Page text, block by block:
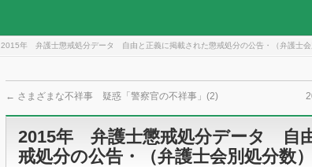
2015年 弁護士懲戒処分データ 自由と正義に掲載された懲戒処分の公告・（弁護士会
← さまざまな不祥事 疑惑「警察官の不祥事」(2)
2015年 弁護士懲戒処分データ 自
戒処分の公告・（弁護士会別処分数）